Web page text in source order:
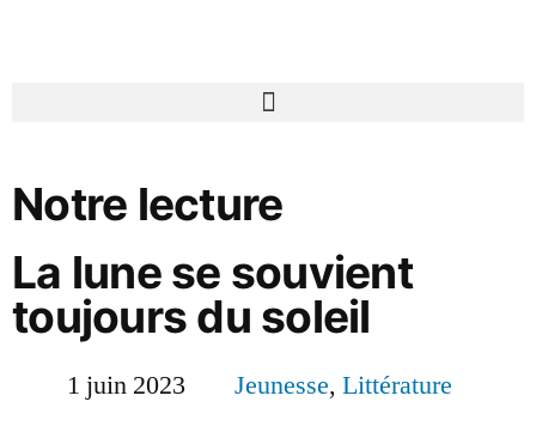
Notre lecture
La lune se souvient
toujours du soleil
1 juin 2023 Jeunesse, Littérature